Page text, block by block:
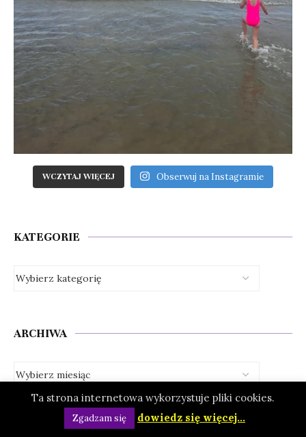
WCZYTAJ WIĘCEJ Obserwuj na Instagramie
KATEGORIE
ARCHIWA
Ta strona internetowa wykorzystuje pliki cookies.
Zgadzam się dowiedz się więcej...